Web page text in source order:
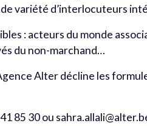
variété d’interlocuteurs
: acteurs du monde
du non-marchand…
Alter décline les
85 30 ou